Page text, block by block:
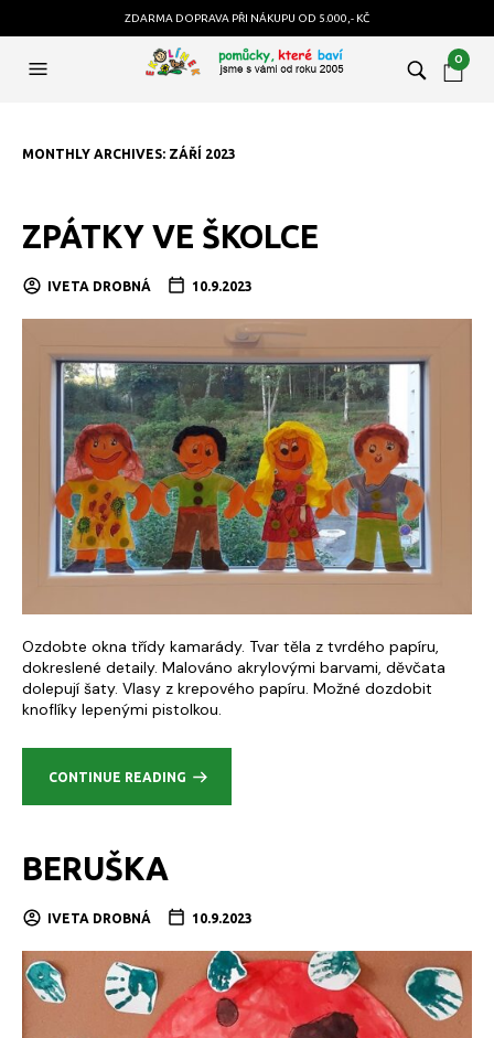
ZDARMA DOPRAVA PŘI NÁKUPU OD 5.000,- KČ
0
MONTHLY ARCHIVES: ZÁŘÍ 2023
ZPÁTKY VE ŠKOLCE
IVETA DROBNÁ 10.9.2023
Ozdobte okna třídy kamarády. Tvar těla z tvrdého papíru,
dokreslené detaily. Malováno akrylovými barvami, děvčata
dolepují šaty. Vlasy z krepového papíru. Možné dozdobit
knoflíky lepenými pistolkou.
CONTINUE READING
BERUŠKA
IVETA DROBNÁ 10.9.2023